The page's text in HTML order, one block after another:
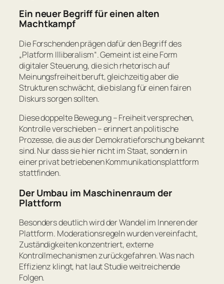
Ein neuer Begriff für einen alten
Machtkampf
Die Forschenden prägen dafür den Begriff des
„Platform Illiberalism“. Gemeint ist eine Form
digitaler Steuerung, die sich rhetorisch auf
Meinungsfreiheit beruft, gleichzeitig aber die
Strukturen schwächt, die bislang für einen fairen
Diskurs sorgen sollten.
Diese doppelte Bewegung – Freiheit versprechen,
Kontrolle verschieben – erinnert an politische
Prozesse, die aus der Demokratieforschung bekannt
sind. Nur dass sie hier nicht im Staat, sondern in
einer privat betriebenen Kommunikationsplattform
stattfinden.
Der Umbau im Maschinenraum der
Plattform
Besonders deutlich wird der Wandel im Inneren der
Plattform. Moderationsregeln wurden vereinfacht,
Zuständigkeiten konzentriert, externe
Kontrollmechanismen zurückgefahren. Was nach
Effizienz klingt, hat laut Studie weitreichende
Folgen.